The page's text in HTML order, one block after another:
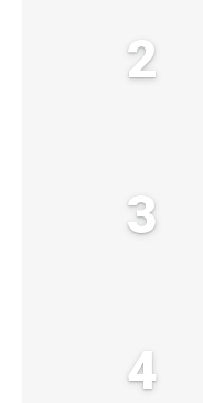
2
3
4